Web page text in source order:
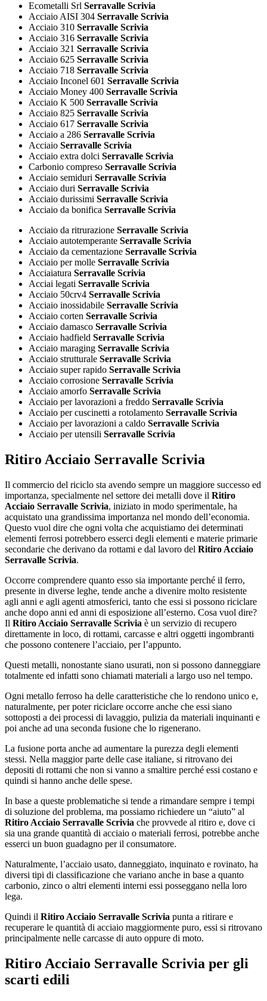
Ecometalli Srl Serravalle Scrivia
Acciaio AISI 304 Serravalle Scrivia
Acciaio 310 Serravalle Scrivia
Acciaio 316 Serravalle Scrivia
Acciaio 321 Serravalle Scrivia
Acciaio 625 Serravalle Scrivia
Acciaio 718 Serravalle Scrivia
Acciaio Inconel 601 Serravalle Scrivia
Acciaio Money 400 Serravalle Scrivia
Acciaio K 500 Serravalle Scrivia
Acciaio 825 Serravalle Scrivia
Acciaio 617 Serravalle Scrivia
Acciaio a 286 Serravalle Scrivia
Acciaio Serravalle Scrivia
Acciaio extra dolci Serravalle Scrivia
Carbonio compreso Serravalle Scrivia
Acciaio semiduri Serravalle Scrivia
Acciaio duri Serravalle Scrivia
Acciaio durissimi Serravalle Scrivia
Acciaio da bonifica Serravalle Scrivia
Acciaio da ritrurazione Serravalle Scrivia
Acciaio autotemperante Serravalle Scrivia
Acciaio da cementazione Serravalle Scrivia
Acciaio per molle Serravalle Scrivia
Acciaiatura Serravalle Scrivia
Acciai legati Serravalle Scrivia
Acciaio 50crv4 Serravalle Scrivia
Acciaio inossidabile Serravalle Scrivia
Acciaio corten Serravalle Scrivia
Acciaio damasco Serravalle Scrivia
Acciaio hadfield Serravalle Scrivia
Acciaio maraging Serravalle Scrivia
Acciaio strutturale Serravalle Scrivia
Acciaio super rapido Serravalle Scrivia
Acciaio corrosione Serravalle Scrivia
Acciaio amorfo Serravalle Scrivia
Acciaio per lavorazioni a freddo Serravalle Scrivia
Acciaio per cuscinetti a rotolamento Serravalle Scrivia
Acciaio per lavorazioni a caldo Serravalle Scrivia
Acciaio per utensili Serravalle Scrivia
Ritiro Acciaio Serravalle Scrivia
Il commercio del riciclo sta avendo sempre un maggiore successo ed
importanza, specialmente nel settore dei metalli dove il Ritiro
Acciaio Serravalle Scrivia, iniziato in modo sperimentale, ha
acquistato una grandissima importanza nel mondo dell’economia.
Questo vuol dire che ogni volta che acquistiamo dei determinati
elementi ferrosi potrebbero esserci degli elementi e materie primarie
secondarie che derivano da rottami e dal lavoro del Ritiro Acciaio
Serravalle Scrivia.
Occorre comprendere quanto esso sia importante perché il ferro,
presente in diverse leghe, tende anche a divenire molto resistente
agli anni e agli agenti atmosferici, tanto che essi si possono riciclare
anche dopo anni ed anni di esposizione all’esterno. Cosa vuol dire?
Il Ritiro Acciaio Serravalle Scrivia è un servizio di recupero
direttamente in loco, di rottami, carcasse e altri oggetti ingombranti
che possono contenere l’acciaio, per l’appunto.
Questi metalli, nonostante siano usurati, non si possono danneggiare
totalmente ed infatti sono chiamati materiali a largo uso nel tempo.
Ogni metallo ferroso ha delle caratteristiche che lo rendono unico e,
naturalmente, per poter riciclare occorre anche che essi siano
sottoposti a dei processi di lavaggio, pulizia da materiali inquinanti e
poi anche ad una seconda fusione che lo rigenerano.
La fusione porta anche ad aumentare la purezza degli elementi
stessi. Nella maggior parte delle case italiane, si ritrovano dei
depositi di rottami che non si vanno a smaltire perché essi costano e
quindi si hanno anche delle spese.
In base a queste problematiche si tende a rimandare sempre i tempi
di soluzione del problema, ma possiamo richiedere un “aiuto” al
Ritiro Acciaio Serravalle Scrivia che provvede al ritiro e, dove ci
sia una grande quantità di acciaio o materiali ferrosi, potrebbe anche
esserci un buon guadagno per il consumatore.
Naturalmente, l’acciaio usato, danneggiato, inquinato e rovinato, ha
diversi tipi di classificazione che variano anche in base a quanto
carbonio, zinco o altri elementi interni essi posseggano nella loro
lega.
Quindi il Ritiro Acciaio Serravalle Scrivia punta a ritirare e
recuperare le quantità di acciaio maggiormente puro, essi si ritrovano
principalmente nelle carcasse di auto oppure di moto.
Ritiro Acciaio Serravalle Scrivia per gli
scarti edili